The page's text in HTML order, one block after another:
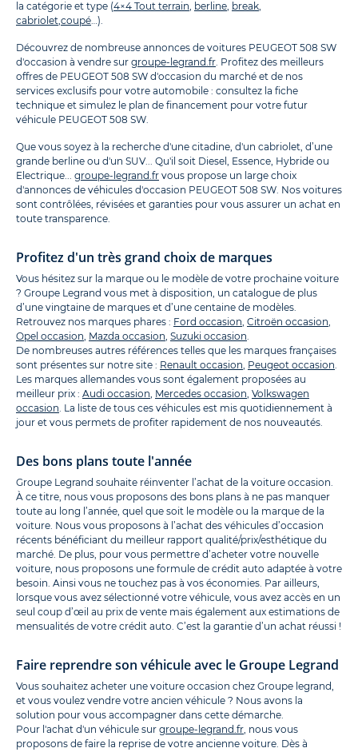
la catégorie et type (4×4 Tout terrain, berline, break,
cabriolet,coupé…).
Découvrez de nombreuse annonces de voitures PEUGEOT 508 SW
d'occasion à vendre sur groupe-legrand.fr. Profitez des meilleurs
offres de PEUGEOT 508 SW d'occasion du marché et de nos
services exclusifs pour votre automobile : consultez la fiche
technique et simulez le plan de financement pour votre futur
véhicule PEUGEOT 508 SW.
Que vous soyez à la recherche d'une citadine, d'un cabriolet, d’une
grande berline ou d'un SUV... Qu'il soit Diesel, Essence, Hybride ou
Electrique... groupe-legrand.fr vous propose un large choix
d'annonces de véhicules d'occasion PEUGEOT 508 SW. Nos voitures
sont contrôlées, révisées et garanties pour vous assurer un achat en
toute transparence.
Profitez d'un très grand choix de marques
Vous hésitez sur la marque ou le modèle de votre prochaine voiture
? Groupe Legrand vous met à disposition, un catalogue de plus
d’une vingtaine de marques et d’une centaine de modèles.
Retrouvez nos marques phares : Ford occasion, Citroën occasion,
Opel occasion, Mazda occasion, Suzuki occasion.
De nombreuses autres références telles que les marques françaises
sont présentes sur notre site : Renault occasion, Peugeot occasion.
Les marques allemandes vous sont également proposées au
meilleur prix : Audi occasion, Mercedes occasion, Volkswagen
occasion. La liste de tous ces véhicules est mis quotidiennement à
jour et vous permets de profiter rapidement de nos nouveautés.
Des bons plans toute l'année
Groupe Legrand souhaite réinventer l’achat de la voiture occasion.
À ce titre, nous vous proposons des bons plans à ne pas manquer
toute au long l’année, quel que soit le modèle ou la marque de la
voiture. Nous vous proposons à l’achat des véhicules d’occasion
récents bénéficiant du meilleur rapport qualité/prix/esthétique du
marché. De plus, pour vous permettre d’acheter votre nouvelle
voiture, nous proposons une formule de crédit auto adaptée à votre
besoin. Ainsi vous ne touchez pas à vos économies. Par ailleurs,
lorsque vous avez sélectionné votre véhicule, vous avez accès en un
seul coup d’œil au prix de vente mais également aux estimations de
mensualités de votre crédit auto. C’est la garantie d’un achat réussi !
Faire reprendre son véhicule avec le Groupe Legrand
Vous souhaitez acheter une voiture occasion chez Groupe legrand,
et vous voulez vendre votre ancien véhicule ? Nous avons la
solution pour vous accompagner dans cette démarche.
Pour l'achat d'un véhicule sur groupe-legrand.fr, nous vous
proposons de faire la reprise de votre ancienne voiture. Dès à